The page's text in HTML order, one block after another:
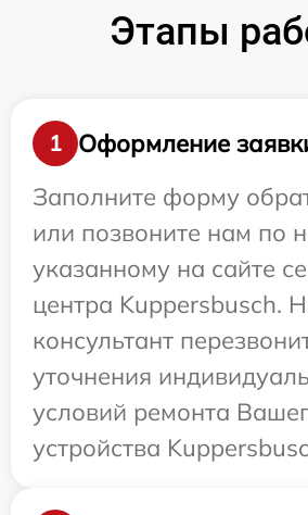
Этапы
1
Оформление
Заполните форму
или позвоните нам по
указанному на сайте
центра Kuppersbusch.
консультант
уточнения
условий ремонта
устройства